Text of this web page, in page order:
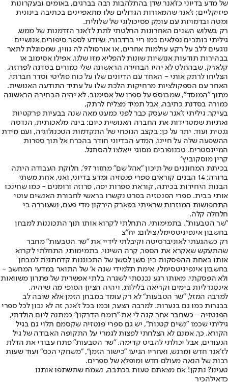
של מדע בדיוני כז'אנר שדן בהתלהבות רבה בברגים, באומים ובעקרונות
פיזיקליים; ז'אנר שהמאורות הגדולים שלו מתאפיינים בכתיבה בינונית
ומטה ובדמויות עם עומק פסיכולוגי של שלולית.
רק בשלוש השנים האחרונות החלטתי לתת לז'אנר הזדמנות של ממש.
גיליתי כותבים נפלאים כמו ריי ברדבורי, שיודע לספר סיפורים אנושיים
נוגעים ללב על רקע עולמות אחרים, או אורסולה לה גווין, שמסוגלת לתאר
בבהירות תודעות אנושיות שונות להפליא מזו שלנו. אפילו אסימוב או
קלארק, שבהחלט לא יהיו הבחירה הראשונה שלי כמורים בסדנה לפרוזה,
הצליחו לרתק אותי - האחד עם הדיונים שלו על כוח פוליטי וסדר חברתי,
האחר עם הספקולציות מרחיקות הלכת שלו על עתיד התודעה האנושית.
מתוך "המוסד", שמבוסס על ספרו של אסימוב. לא יהיה הבחירה הראשונה
כמורה בסדנת כתיבה, אבל תמיד מצליח לרתק,
בעיקר, גיליתי ז'אנר שעסק כבר לפני כמעט מאה שנה בבעיות פרקטיות
ואתיות שמטרידות את החברה האנושית כיום: בינה מלאכותית, הנדסה
גנטית ועוד. יתר על כן: בקצב הנוכחי של התקדמות הטכנולוגיה, ועם מידת
ההשפעה שלה על חיינו, המדע הבדיוני חודר בהכרח אל תוך ספרות
המיינסטרים. טכנופובים מסוגי ייאלצו להסתגל.
קרין מוסקוביץ׳
בכיתת המחוננים של תיכון ״אהל שם״ מחזור 97׳, חלוקת העבודה היתה
ברורה: 14 הבנים קוראים ספרי פנטזיה ומדע בדיוני, ואני, אחת משתי
הבנות היחידות בכיתה, קוראת ספרות יפה, פרוזה ורומנים - כמו שחינכו
אותי בבית. ספרי הפנטזיה בפרט נקשרו בראשי לחבורת האנשים עוטי
התחפושות המוזרות שראיתי בפארק הירקון מדי פעם, ושעוררה בי
חלחלה קלה.
"שר הטבעות". בתמימותי, התחלתי לקרוא אותו תוך התכוננות למבחן
בחשבון אינפיניטסימלי,צילום: יח"צ
רק כשהגעתי לאוניברסיטה וקיבלתי לידיי את ״שר הטבעות״ מחבר
שהתעקש שאקרא את הספר, קרה השינוי. בתמימותי, התחלתי לקרוא
אותו באחת ההפסקות בין סשן לסשן של התכוננות קדחתנית למבחן
בחשבון אינפיניטסימלי, אימת תלמידי שנה א׳ של התואר במדעי המחשב -
ולא הפסקתי. מאותו רגע נכנסתי לשגרה בלתי אפשרית של פתרון משוואות
אינטגרליות בימים וקריאה בלילות, ויהיה הציון הסופי מה שיהיה.
למרבה המזל, ״שר הטבעות״ לא רק עומד במבחן הזמן אלא שובה לב
בבגרות כמו גם בנערות. למרבה הצער, וכמו בכל ז׳אנר, זה לא נכון לכל ספרי
הפנטזיה - כשחבר אחר קנה לי את ״רומח הדרקון״ כמתנה ליום הולדתי,
גיליתי שכמו ״נשים קטנות״, יש גם ספרי פנטזיה שקסמם תלוי גם בגיל
הקורא. כך, אמנם לא הצלחתי לפצות לגמרי על התקופה האבודה של גיל
הנעורים, אבל יכולתי להביט קדימה. ״שר הטבעות״ פתח עבורי את הדלת
לז׳אנר חדש ומרגש, ואחריו הגיעו ״כישור הזמן״, ״משחקי הכס״ ועוד שעות
רבות של הנאה מעולם חדש ומופלא של ספרים.
טעינו? נתקן! אם מצאתם טעות בכתבה, נשמח שתשתפו אותנו
כדאילהכיר